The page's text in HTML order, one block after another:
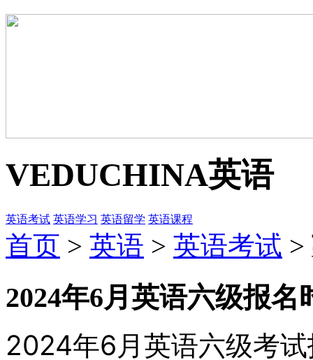
VEDUCHINA英语
英语考试 英语学习 英语留学 英语课程
首页 > 英语 > 英语考试 >
2024年6月英语六级报名
2024年6月英语六级考